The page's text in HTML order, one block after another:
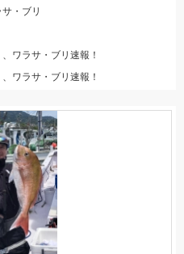
・ブリ
ワラサ・ブリ速報！
ワラサ・ブリ速報！